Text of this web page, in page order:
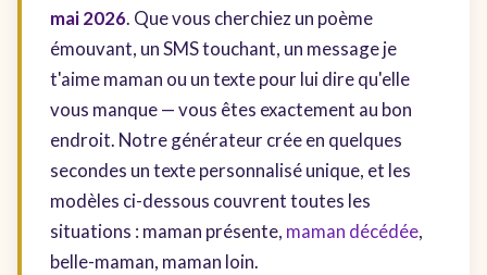
mai 2026. Que vous cherchiez un poème
émouvant, un SMS touchant, un message je
t'aime maman ou un texte pour lui dire qu'elle
vous manque — vous êtes exactement au bon
endroit. Notre générateur crée en quelques
secondes un texte personnalisé unique, et les
modèles ci-dessous couvrent toutes les
situations : maman présente, maman décédée,
belle-maman, maman loin.